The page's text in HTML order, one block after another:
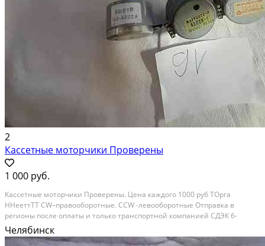
2
Кассетные моторчики Проверены
1 000 руб.
Кассетные моторчики Проверены. Цена каждого 1000 руб ТОрга
ННееттТТ CW–правооборотные. CCW -левооборотные Отправка в
регионы после оплаты и только транспортной компанией СДЭК 6-
Вольтовые MM1-636LK =1 раб SANKO- 6V.CCW =1 раб MITSUMI 6V 2400
RPM CW =1 раб EG-530AD-6B CCW =2 раб Итого=5шт...
Челябинск